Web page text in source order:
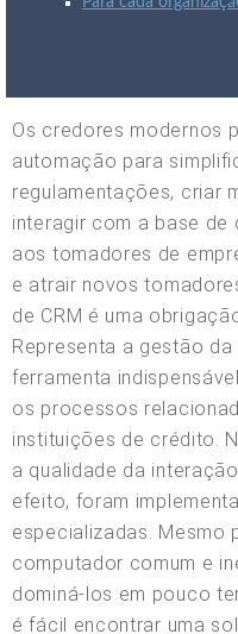
Os credores modernos
automação para
regulamentações, criar
interagir com a base de
aos tomadores de
e atrair novos
de CRM é uma
Representa a gestão
ferramenta
os processos
instituições de crédito.
a qualidade da
efeito, foram
especializadas. Mesmo
computador comum e
dominá-los em pouco
é fácil encontrar uma